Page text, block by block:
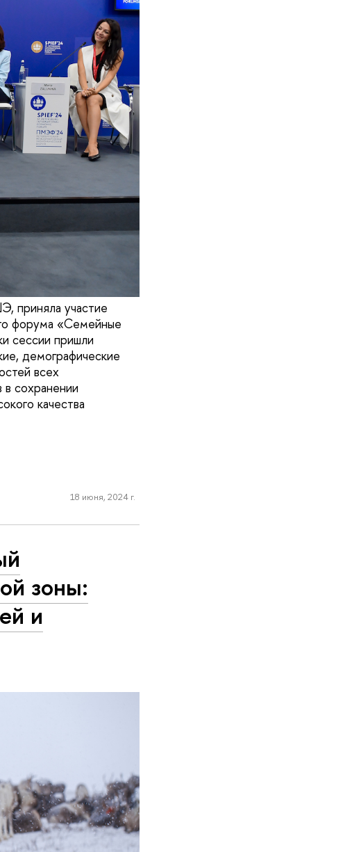
приняла участие
форума «Семейные
сессии пришли
демографические
всех
сохранении
качества
18 июня, 2024 г.
зоны:
и